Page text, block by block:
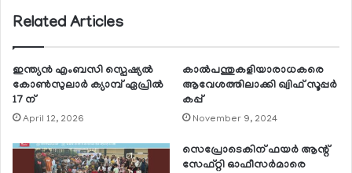
Related Articles
ഇന്ത്യന്‍ എംബസി സ്പെഷ്യല്‍
കോണ്‍സുലാര്‍ ക്യാമ്പ് ഏപ്രില്‍
17 ന്
April 12, 2026
കാല്‍പന്തുകളിയാരാധകരെ
ആവേശത്തിലാക്കി ഖ്വിഫ് സൂപ്പര്‍
കപ്പ്
November 9, 2024
സെപ്രോടെകിന് ഫയര്‍ ആന്റ്
സേഫ്റ്റി ഓഫീസര്‍മാരെ